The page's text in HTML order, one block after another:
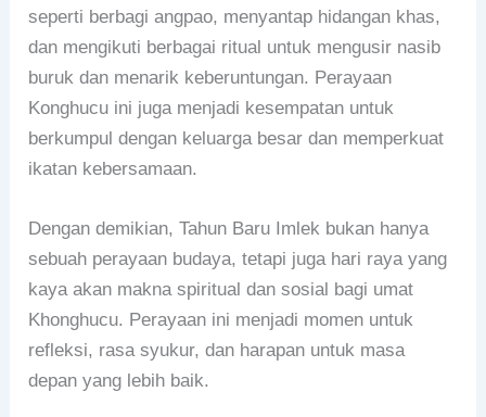
seperti berbagi angpao, menyantap hidangan khas,
dan mengikuti berbagai ritual untuk mengusir nasib
buruk dan menarik keberuntungan. Perayaan
Konghucu ini juga menjadi kesempatan untuk
berkumpul dengan keluarga besar dan memperkuat
ikatan kebersamaan.
Dengan demikian, Tahun Baru Imlek bukan hanya
sebuah perayaan budaya, tetapi juga hari raya yang
kaya akan makna spiritual dan sosial bagi umat
Khonghucu. Perayaan ini menjadi momen untuk
refleksi, rasa syukur, dan harapan untuk masa
depan yang lebih baik.